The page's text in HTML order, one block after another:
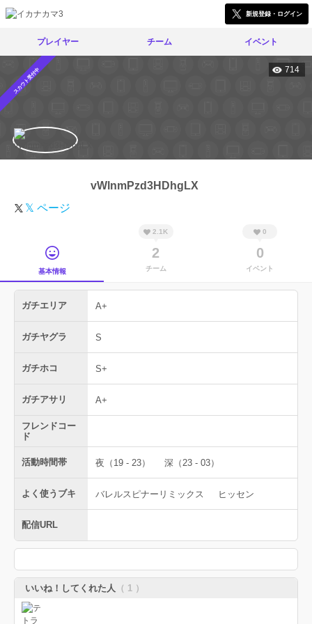
新規登録・ログイン
プレイヤー チーム イベント
スカウト受付中 714
vWlnmPzd3HDhgLX
𝕏 ページ
基本情報
2.1K
2
チーム
0
0
イベント
ガチエリア A+
ガチヤグラ S
ガチホコ S+
ガチアサリ A+
フレンドコー
ド
活動時間帯 夜（19 - 23） 深（23 - 03）
よく使うブキ バレルスピナーリミックス ヒッセン
配信URL
いいね！してくれた人 （ 1 ）